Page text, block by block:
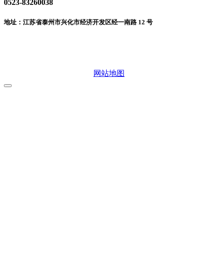
0523-83260038
地址：江苏省泰州市兴化市经济开发区经一南路 12 号
网站地图